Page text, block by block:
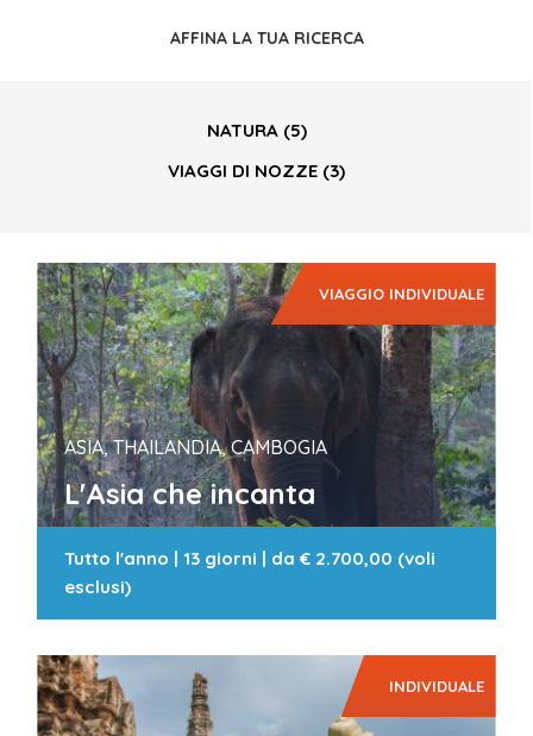
AFFINA LA TUA RICERCA
NATURA (5)
VIAGGI DI NOZZE (3)
VIAGGIO INDIVIDUALE
ASIA, THAILANDIA, CAMBOGIA
L'Asia che incanta
Tutto l'anno |13 giorni | da€ 2.700,00 (voli
esclusi)
INDIVIDUALE